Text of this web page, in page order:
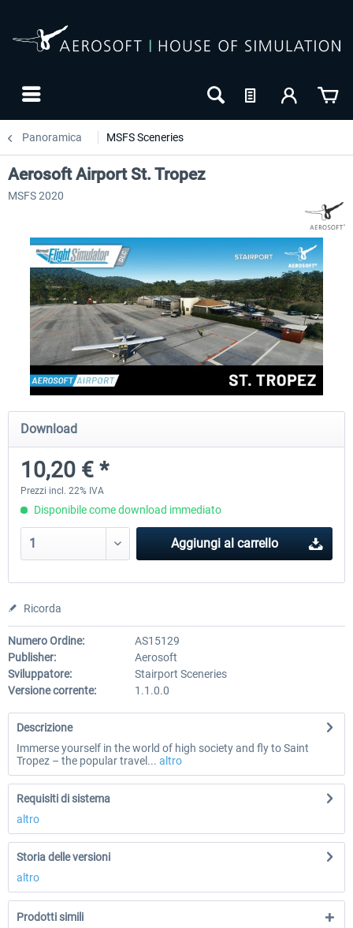
Panoramica MSFS Sceneries
Aerosoft Mega Airport Brussels
25,58 € *
Aerosoft Airport Cologne/
Aerosoft Airport St. Tropez
MSFS 2020
Download
10,20 € *
Prezzi incl. 22% IVA
Disponibile come download immediato
Aggiungi al carrello
Ricorda
Numero Ordine:
AS15129
Publisher:
Aerosoft
Sviluppatore:
Stairport Sceneries
Versione corrente:
1.1.0.0
Descrizione
Immerse yourself in the world of high society and fly to Saint
Tropez – the popular travel... altro
Requisiti di sistema
altro
Storia delle versioni
altro
Prodotti simili